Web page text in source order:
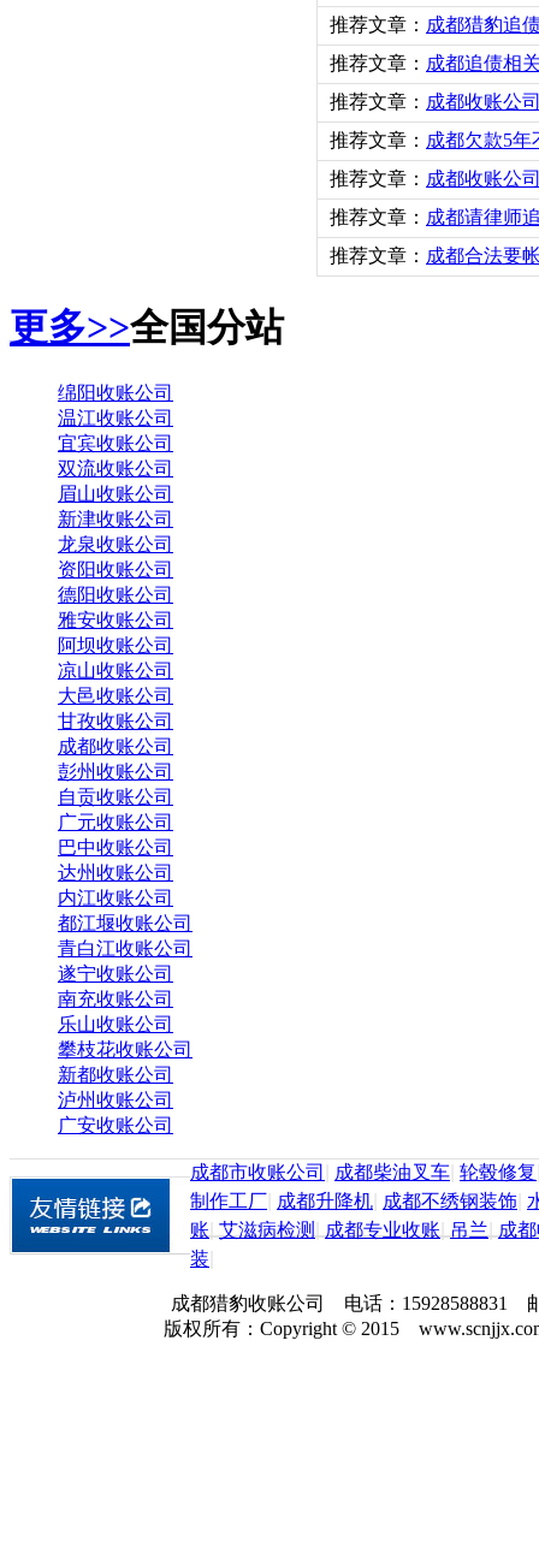
推荐文章： 成都猎豹追
推荐文章： 成都追债相
推荐文章： 成都收账公
推荐文章： 成都欠款5
推荐文章： 成都收账公
推荐文章： 成都请律师
推荐文章： 成都合法要
更多>>全国分站
绵阳收账公司
温江收账公司
宜宾收账公司
双流收账公司
眉山收账公司
新津收账公司
龙泉收账公司
资阳收账公司
德阳收账公司
雅安收账公司
阿坝收账公司
凉山收账公司
大邑收账公司
甘孜收账公司
成都收账公司
彭州收账公司
自贡收账公司
广元收账公司
巴中收账公司
达州收账公司
内江收账公司
都江堰收账公司
青白江收账公司
遂宁收账公司
南充收账公司
乐山收账公司
攀枝花收账公司
新都收账公司
泸州收账公司
广安收账公司
成都市收账公司 成都柴油叉车 轮毂修复
制作工厂 成都升降机 成都不绣钢装饰
账 艾滋病检测 成都专业收账 吊兰
成
装
成都猎豹收账公司 电话：15928588831
版权所有：Copyright © 2015